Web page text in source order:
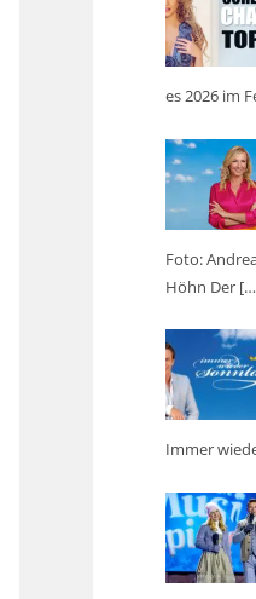
es 2026 im
Foto:
Höhn Der
Immer